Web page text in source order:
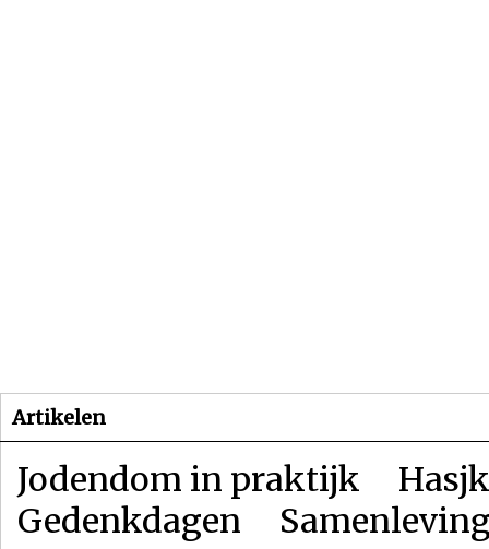
Artikelen
Jodendom in praktijk
Gedenkdagen